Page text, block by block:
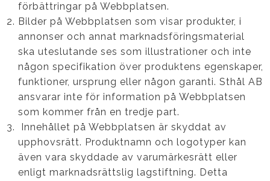
förbättringar på Webbplatsen.
Bilder på Webbplatsen som visar produkter, i
annonser och annat marknadsföringsmaterial
ska uteslutande ses som illustrationer och inte
någon specifikation över produktens egenskaper,
funktioner, ursprung eller någon garanti. Sthål AB
ansvarar inte för information på Webbplatsen
som kommer från en tredje part.
Innehållet på Webbplatsen är skyddat av
upphovsrätt. Produktnamn och logotyper kan
även vara skyddade av varumärkesrätt eller
enligt marknadsrättslig lagstiftning. Detta